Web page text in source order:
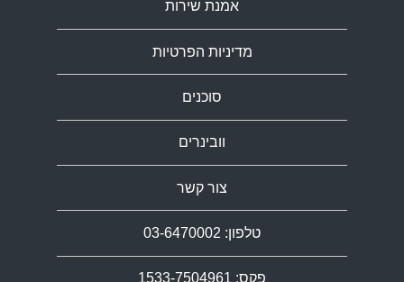
אמנת שירות
מדיניות הפרטיות
סוכנים
וובינרים
צור קשר
טלפון: 03-6470002
פקס: 1533-7504961